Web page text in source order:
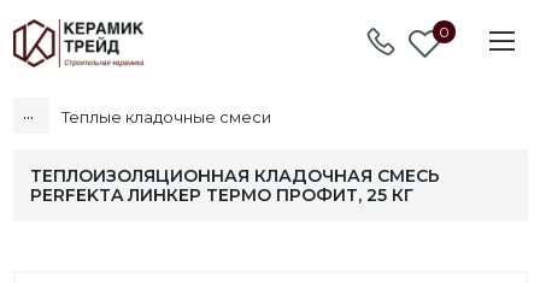
0
... Теплые кладочные смеси
ТЕПЛОИЗОЛЯЦИОННАЯ КЛАДОЧНАЯ СМЕСЬ
PERFEKTA ЛИНКЕР ТЕРМО ПРОФИТ, 25 КГ